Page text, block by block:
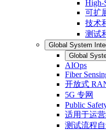
High-
可扩
技术
测试
Global System
Global
AIOps
Fiber
开放式
5G 专网
Public
适用于运
测试流程